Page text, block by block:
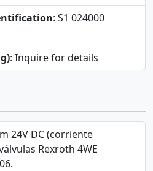
: S1 024000
: Inquire for details
24V DC (corriente
Rexroth 4WE